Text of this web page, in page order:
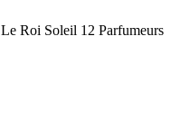
Le Roi Soleil 12 Parfumeurs